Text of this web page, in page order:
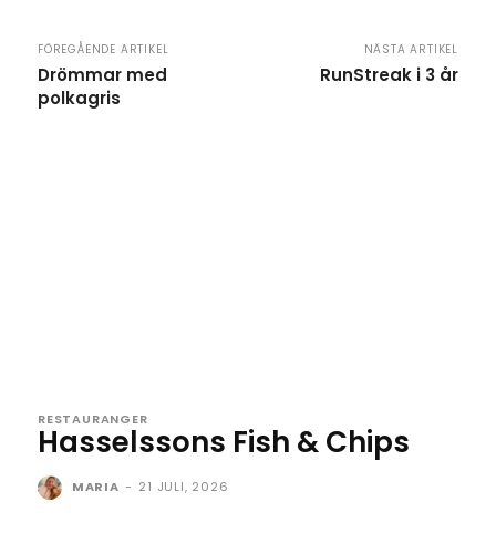
FÖREGÅENDE ARTIKEL
Drömmar med
polkagris
NÄSTA ARTIKEL
RunStreak i 3 år
RESTAURANGER
Hasselssons Fish & Chips
MARIA - 21 JULI, 2026